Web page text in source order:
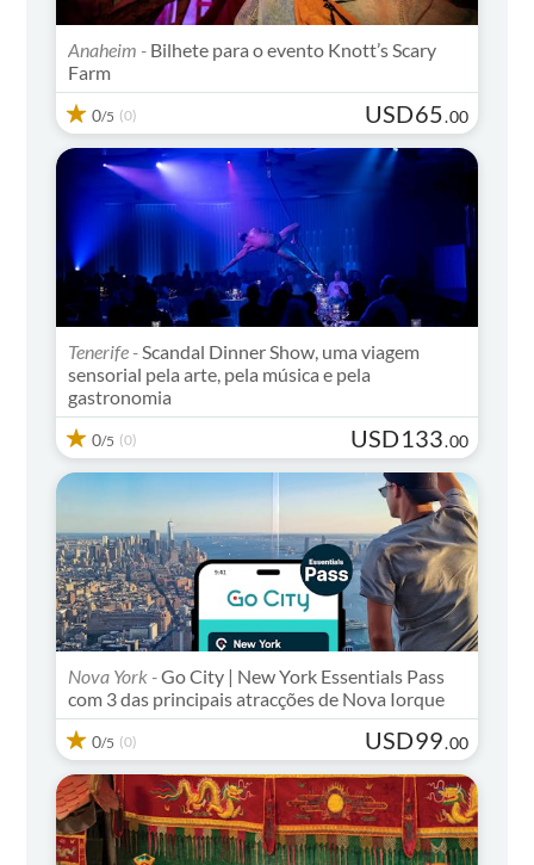
Anaheim - Bilhete para o evento Knott’s Scary
Farm
0/5 (0) USD65.00
Tenerife - Scandal Dinner Show, uma viagem
sensorial pela arte, pela música e pela
gastronomia
0/5 (0) USD133.00
Nova York -Go City | New York Essentials Pass
com 3 das principais atracções de Nova Iorque
0/5 (0) USD99.00